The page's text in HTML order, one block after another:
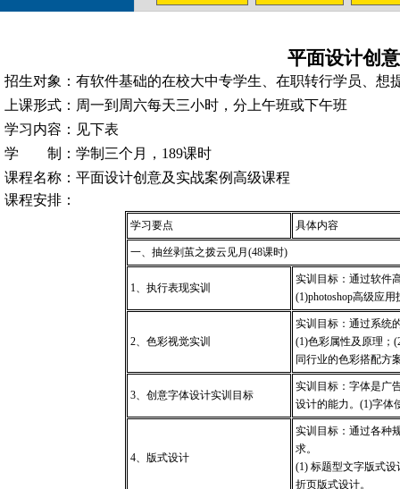
平面设计创
招生对象：有软件基础的在校大中专学生、在职转行学员、想
上课形式：周一到周六每天三小时，分上午班或下午班
学习内容：见下表
学
制：学制三个月， 189课时
课程名称：平面设计创意及实战案例高级课程
课程安排：
学习要点 具体内容
一、抽丝剥茧之拨云见月(48课时)
1、执行表现实训
实训目标：通过软件
(1)photoshop高级应用
2、色彩视觉实训
实训目标：通过系统
(1)色彩属性及原理；
同行业的色彩搭配方
3、创意字体设计实训目标
实训目标：字体是广
设计的能力。(1)字体
4、版式设计
实训目标：通过各种
求。
(1)标题型文字版式设
折页版式设计。